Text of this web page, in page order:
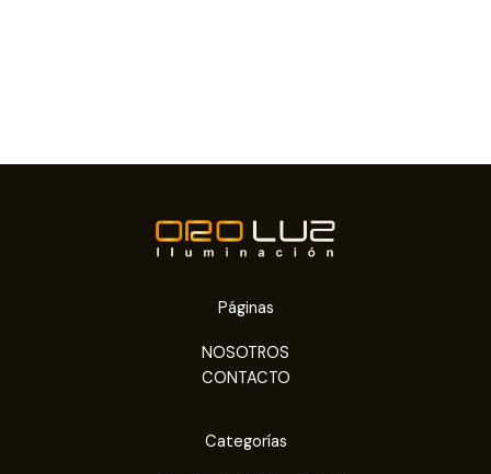
Páginas
NOSOTROS
CONTACTO
Categorías